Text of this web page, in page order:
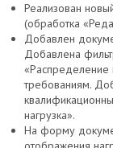
Реализован
(обработка
Добавлен
Добавлена
«Распределение
требованиям.
нагрузка».
На форму